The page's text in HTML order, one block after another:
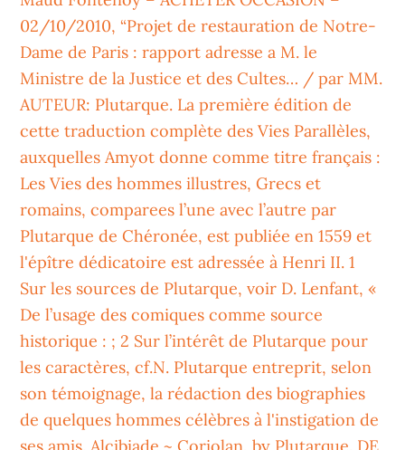
02/10/2010, “Projet de restauration de Notre-
Dame de Paris : rapport adresse a M. le
Ministre de la Justice et des Cultes… / par MM.
AUTEUR: Plutarque. La première édition de
cette traduction complète des Vies Parallèles,
auxquelles Amyot donne comme titre français :
Les Vies des hommes illustres, Grecs et
romains, comparees l’une avec l’autre par
Plutarque de Chéronée, est publiée en 1559 et
l'épître dédicatoire est adressée à Henri II. 1
Sur les sources de Plutarque, voir D. Lenfant, «
De l’usage des comiques comme source
historique : ; 2 Sur l’intérêt de Plutarque pour
les caractères, cf.N. Plutarque entreprit, selon
son témoignage, la rédaction des biographies
de quelques hommes célèbres à l'instigation de